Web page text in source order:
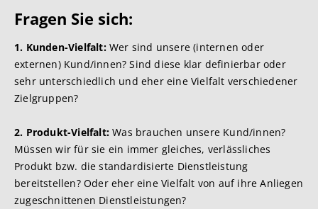
Fragen Sie sich:
1. Kunden-Vielfalt:Wer sind unsere (internen oder
externen) Kund/innen? Sind diese klar definierbar oder
sehr unterschiedlich und eher eine Vielfalt verschiedener
Zielgruppen?
2. Produkt-Vielfalt: Was brauchen unsere Kund/innen?
Müssen wir für sie ein immer gleiches, verlässliches
Produkt bzw. die standardisierte Dienstleistung
bereitstellen? Oder eher eine Vielfalt von auf ihre Anliegen
zugeschnittenen Dienstleistungen?